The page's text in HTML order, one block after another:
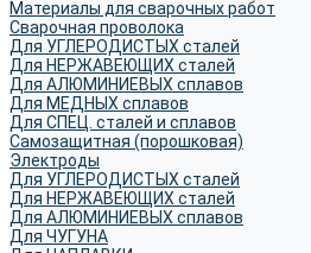
Материалы для сварочных работ
Сварочная проволока
Для УГЛЕРОДИСТЫХ сталей
Для НЕРЖАВЕЮЩИХ сталей
Для АЛЮМИНИЕВЫХ сплавов
Для МЕДНЫХ сплавов
Для СПЕЦ. сталей и сплавов
Самозащитная (порошковая)
Электроды
Для УГЛЕРОДИСТЫХ сталей
Для НЕРЖАВЕЮЩИХ сталей
Для АЛЮМИНИЕВЫХ сплавов
Для ЧУГУНА